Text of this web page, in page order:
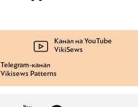
Канал на YouTube
VikiSews
Telegram-канал
Vikisews Patterns